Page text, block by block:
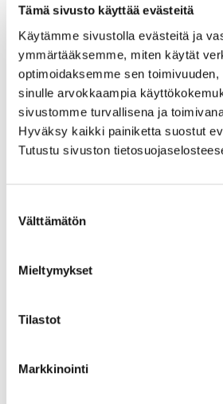
Tämä sivusto käyttää evästeitä
Käytämme sivustolla evästeitä ja
ymmärtääksemme, miten käytät
optimoidaksemme sen
sinulle arvokkaampia
sivustomme turvallisena ja
Hyväksy kaikki painiketta suostut
Tutustu sivuston
valinta
Välttämätön
Mieltymykset
Tilastot
Markkinointi
Tuolivaunu
Helposti liikuteltava tuolivaunu
pyörillä. Soveltuu pinottaville Beat- ja
Mitat